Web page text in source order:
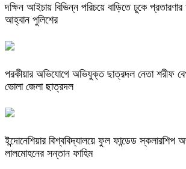
দক্ষিন আইচায় ‎বিভিন্ন পরিচয়ে বাড়িতে ঢুকে
আহ্বান পুলিশের
পরকীয়ার অভিযোগে অভিযুক্ত ছাত্রদল নেতা শরীফ
ভোলা জেলা ছাত্রদল
ইন্দোনেশিয়ার বিশ্ববিদ্যালয়ে ফুল ফান্ডেড স্কলারশিপ
লালমোহনের সন্তান ফাহিম